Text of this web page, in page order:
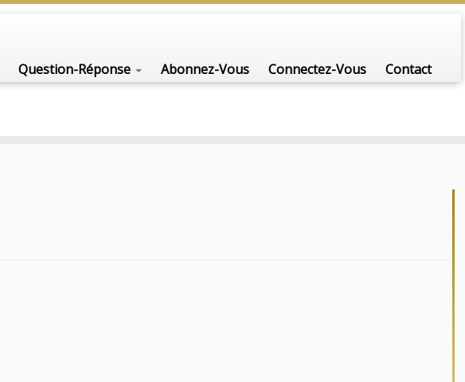
Question-Réponse Abonnez-Vous Connectez-Vous Contact